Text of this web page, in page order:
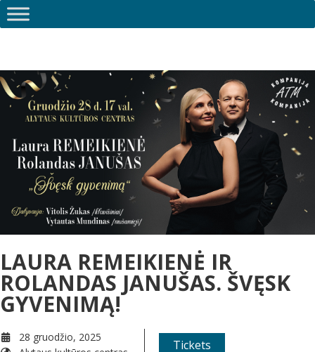
LAURA REMEIKIENĖ IR
ROLANDAS JANUŠAS. ŠVĘSK
GYVENIMĄ!
28 gruodžio, 2025
Tickets